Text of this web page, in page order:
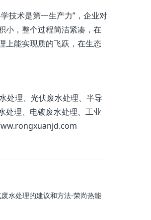
技术是第一生产力”，企业对
小，整个过程简洁紧凑，在
上能实现质的飞跃，在生态
处理、光伏废水处理、半导
处理、电镀废水处理、工业
水处理的建议和方法-荣尚热能